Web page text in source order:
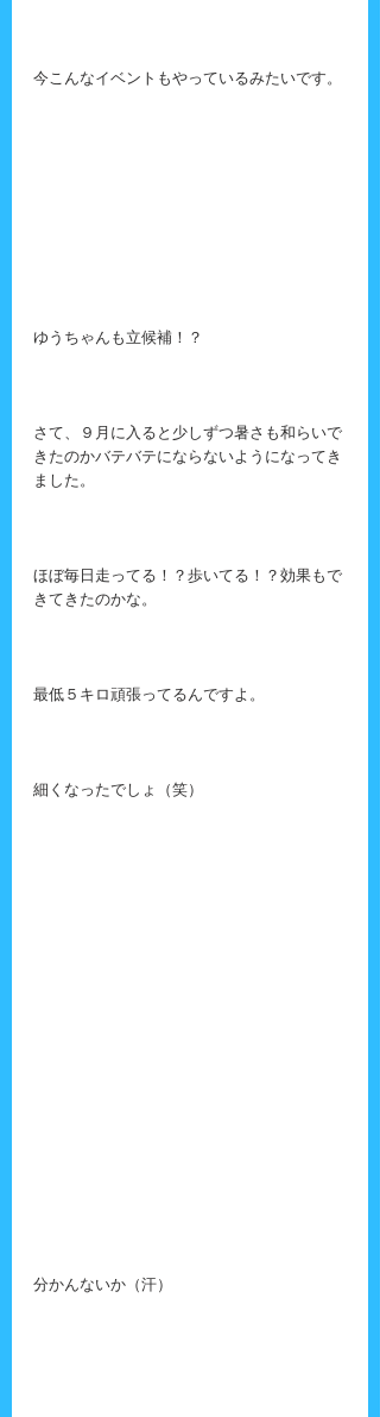
今こんなイベントもやっているみたいです。
ゆうちゃんも立候補！？
さて、９月に入ると少しずつ暑さも和らいで
きたのかバテバテにならないようになってき
ました。
ほぼ毎日走ってる！？歩いてる！？効果もで
きてきたのかな。
最低５キロ頑張ってるんですよ。
細くなったでしょ（笑）
分かんないか（汗）